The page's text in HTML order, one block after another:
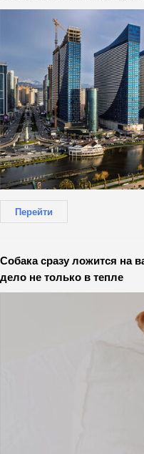
Перейти
Собака сразу ложится на
дело не только в тепле